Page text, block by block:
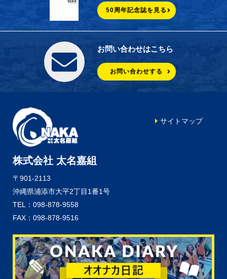
50周年記念誌を見る
お問い合わせはこちら
お問い合わせする
株式会社 太名嘉組
〒901-2113
沖縄県浦添市大平2丁目1番1号
TEL：098-878-9558
FAX：098-878-9516
サイトマップ